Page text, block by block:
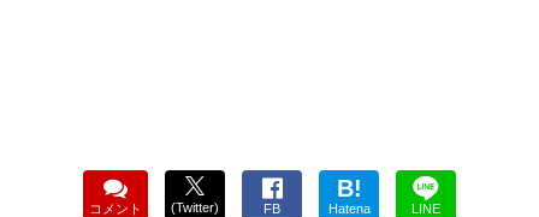
コメント (Twitter) FB
B!
Hatena LINE